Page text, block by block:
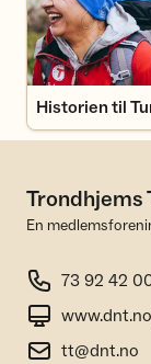
Historien til
En
73 92 42
tt@dnt.no